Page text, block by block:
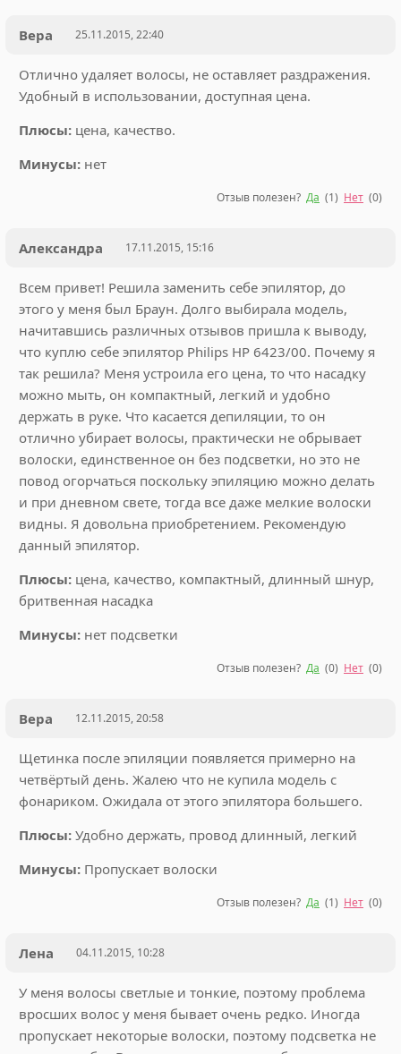
Вера 25.11.2015, 22:40
Отлично удаляет волосы, не оставляет раздражения.
Удобный в использовании, доступная цена.
Плюсы: цена, качество.
Минусы: нет
Отзыв полезен? Да (1) Нет (0)
Александра 17.11.2015, 15:16
Всем привет! Решила заменить себе эпилятор, до
этого у меня был Браун. Долго выбирала модель,
начитавшись различных отзывов пришла к выводу,
что куплю себе эпилятор Philips HP 6423/00. Почему я
так решила? Меня устроила его цена, то что насадку
можно мыть, он компактный, легкий и удобно
держать в руке. Что касается депиляции, то он
отлично убирает волосы, практически не обрывает
волоски, единственное он без подсветки, но это не
повод огорчаться поскольку эпиляцию можно делать
и при дневном свете, тогда все даже мелкие волоски
видны. Я довольна приобретением. Рекомендую
данный эпилятор.
Плюсы: цена, качество, компактный, длинный шнур,
бритвенная насадка
Минусы: нет подсветки
Отзыв полезен? Да (0) Нет (0)
Вера 12.11.2015, 20:58
Щетинка после эпиляции появляется примерно на
четвёртый день. Жалею что не купила модель с
фонариком. Ожидала от этого эпилятора большего.
Плюсы: Удобно держать, провод длинный, легкий
Минусы: Пропускает волоски
Отзыв полезен? Да (1) Нет (0)
Лена 04.11.2015, 10:28
У меня волосы светлые и тонкие, поэтому проблема
вросших волос у меня бывает очень редко. Иногда
пропускает некоторые волоски, поэтому подсветка не